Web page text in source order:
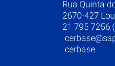
Rua Quinta
2670-427
21 795 7256
cerbase